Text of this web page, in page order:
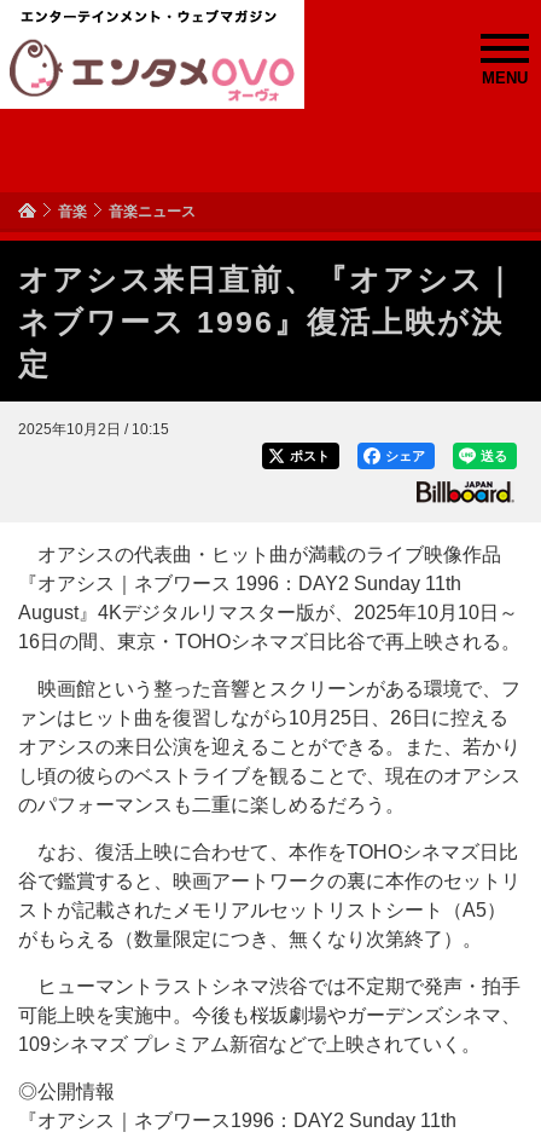
MENU
音楽 音楽ニュース
オアシス来日直前、『オアシス｜
ネブワース 1996』復活上映が決
定
2025年10月2日 / 10:15
送る
シェア
ポスト
オアシスの代表曲・ヒット曲が満載のライブ映像作品
『オアシス｜ネブワース 1996：DAY2 Sunday 11th
August』4Kデジタルリマスター版が、2025年10月10日～
16日の間、東京・TOHOシネマズ日比谷で再上映される。
映画館という整った音響とスクリーンがある環境で、フ
ァンはヒット曲を復習しながら10月25日、26日に控える
オアシスの来日公演を迎えることができる。また、若かり
し頃の彼らのベストライブを観ることで、現在のオアシス
のパフォーマンスも二重に楽しめるだろう。
なお、復活上映に合わせて、本作をTOHOシネマズ日比
谷で鑑賞すると、映画アートワークの裏に本作のセットリ
ストが記載されたメモリアルセットリストシート（A5）
がもらえる（数量限定につき、無くなり次第終了）。
ヒューマントラストシネマ渋谷では不定期で発声・拍手
可能上映を実施中。今後も桜坂劇場やガーデンズシネマ、
109シネマズ プレミアム新宿などで上映されていく。
◎公開情報
『オアシス｜ネブワース1996：DAY2 Sunday 11th